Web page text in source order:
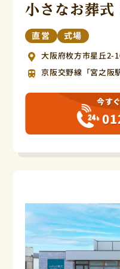
小さなお葬式
直営 式場
大阪府枚方市星丘2-
京阪交野線「宮之阪
今す